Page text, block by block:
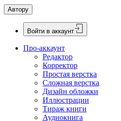
Автору
Войти в аккаунт
Про-аккаунт
Редактор
Корректор
Простая верстка
Сложная верстка
Дизайн обложки
Иллюстрации
Тираж книги
Аудиокнига